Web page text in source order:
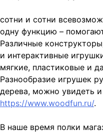
сотни и сотни
одну функцию –
Различные
и интерактивные
мягкие, пластиковые и
Разнообразие игрушек
дерева, можно увидеть
https://www.woodfun.ru/.
В наше время полки